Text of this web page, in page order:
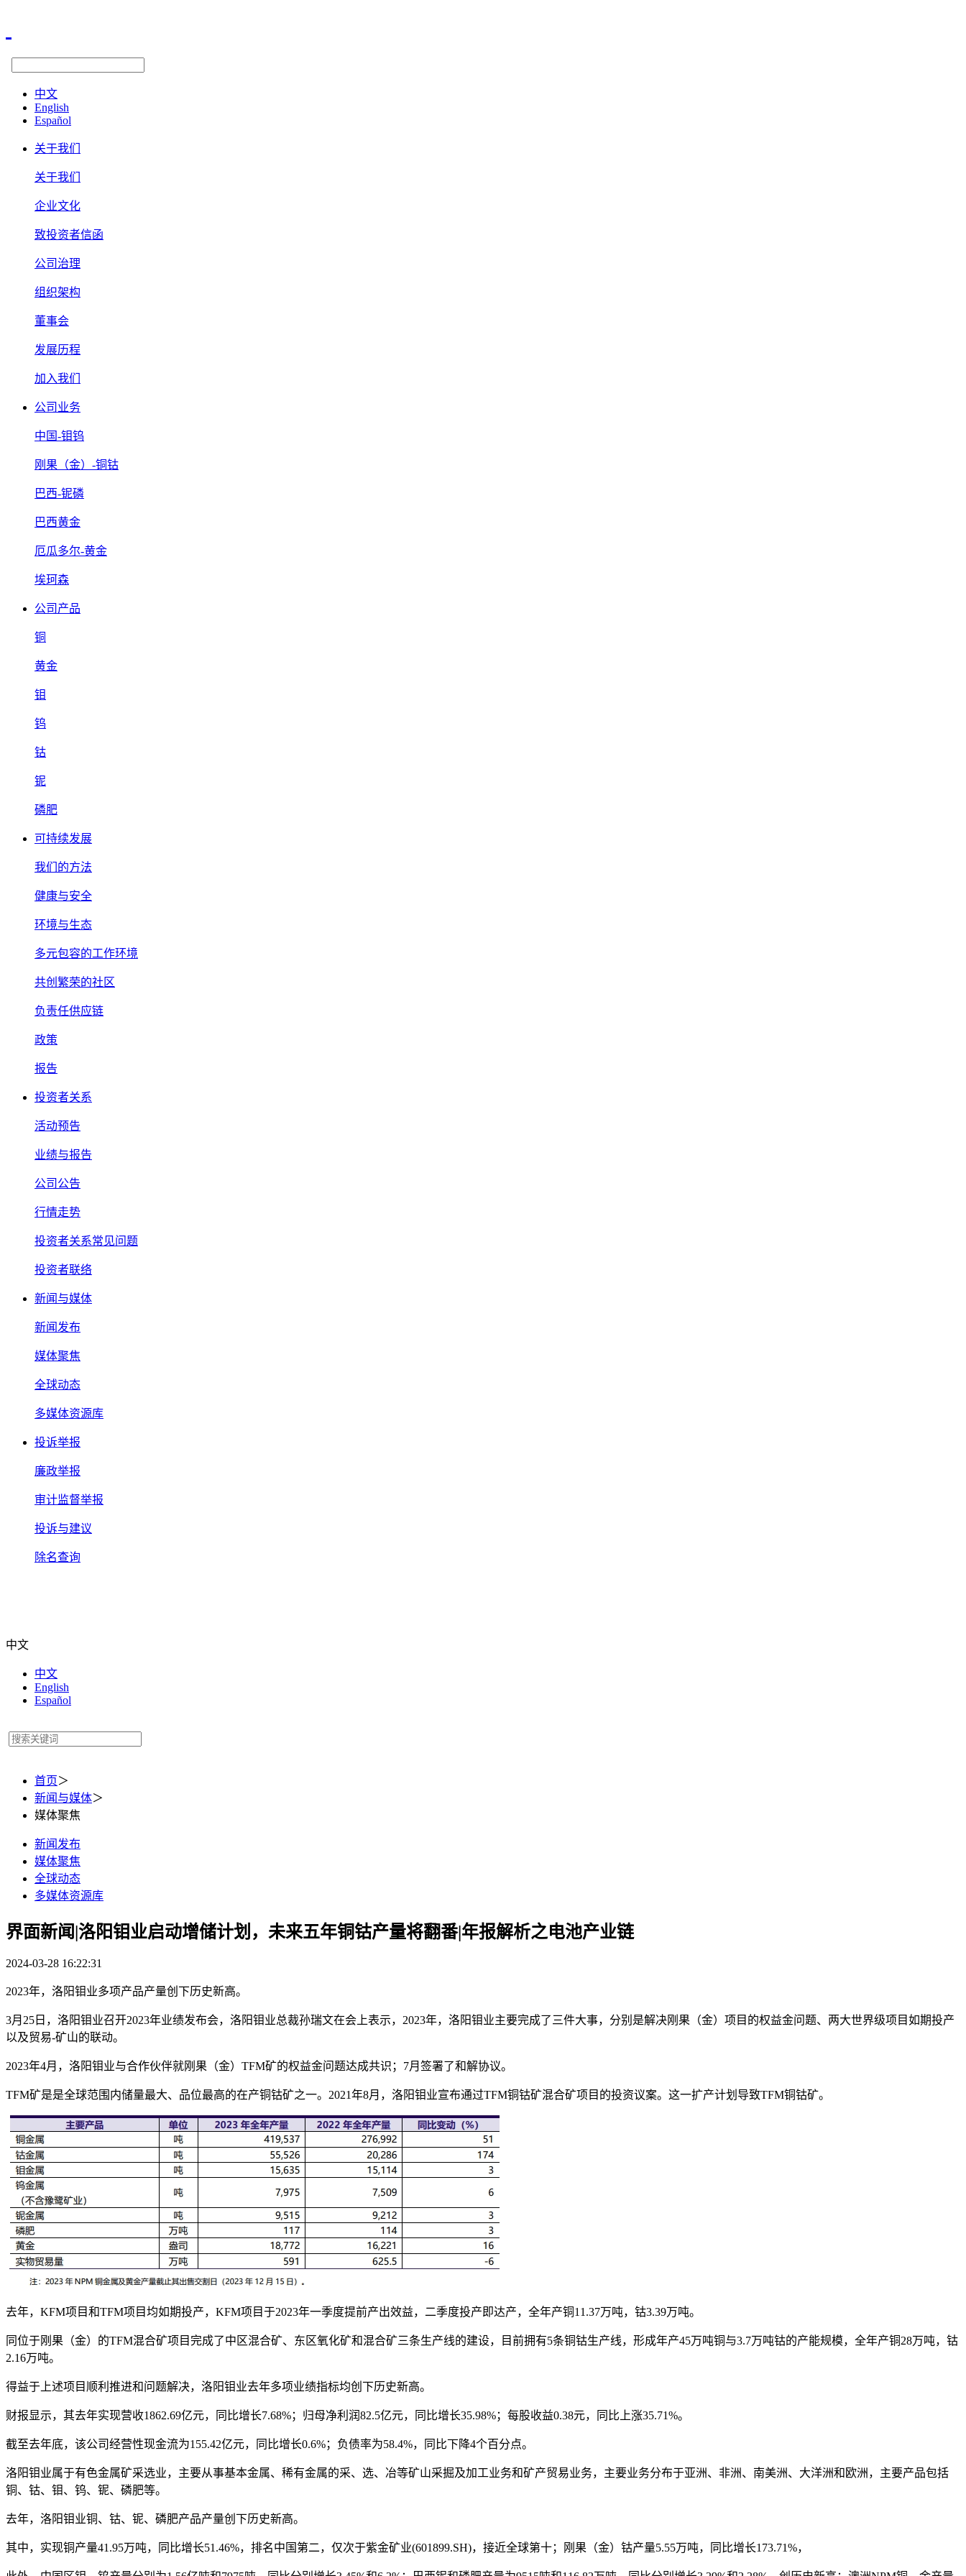
中文
English
Español
关于我们
关于我们
企业文化
致投资者信函
公司治理
组织架构
董事会
发展历程
加入我们
公司业务
中国-钼钨
刚果（金）-铜钴
巴西-铌磷
巴西黄金
厄瓜多尔-黄金
埃珂森
公司产品
铜
黄金
钼
钨
钴
铌
磷肥
可持续发展
我们的方法
健康与安全
环境与生态
多元包容的工作环境
共创繁荣的社区
负责任供应链
政策
报告
投资者关系
活动预告
业绩与报告
公司公告
行情走势
投资者关系常见问题
投资者联络
新闻与媒体
新闻发布
媒体聚焦
全球动态
多媒体资源库
投诉举报
廉政举报
审计监督举报
投诉与建议
除名查询
中文
中文
English
Español
首页＞
新闻与媒体＞
媒体聚焦
新闻发布
媒体聚焦
全球动态
多媒体资源库
界面新闻|洛阳钼业启动增储计划，未来五年铜钴产量将翻番|年报解析之电池产业链
2024-03-28 16:22:31
2023年，洛阳钼业多项产品产量创下历史新高。
3月25日，洛阳钼业召开2023年业绩发布会，洛阳钼业总裁孙瑞文在会上表示，2023年，洛阳钼业主要完成了三件大事，分别是解决刚果（金）项目的权益金问题、两大世界级项目如期投产
以及贸易-矿山的联动。
2023年4月，洛阳钼业与合作伙伴就刚果（金）TFM矿的权益金问题达成共识；7月签署了和解协议。
TFM矿是是全球范围内储量最大、品位最高的在产铜钴矿之一。2021年8月，洛阳钼业宣布通过TFM铜钴矿混合矿项目的投资议案。这一扩产计划导致TFM铜钴矿。
去年，KFM项目和TFM项目均如期投产，KFM项目于2023年一季度提前产出效益，二季度投产即达产，全年产铜11.37万吨，钴3.39万吨。
同位于刚果（金）的TFM混合矿项目完成了中区混合矿、东区氧化矿和混合矿三条生产线的建设，目前拥有5条铜钴生产线，形成年产45万吨铜与3.7万吨钴的产能规模，全年产铜28万吨，钴
2.16万吨。
得益于上述项目顺利推进和问题解决，洛阳钼业去年多项业绩指标均创下历史新高。
财报显示，其去年实现营收1862.69亿元，同比增长7.68%；归母净利润82.5亿元，同比增长35.98%；每股收益0.38元，同比上涨35.71%。
截至去年底，该公司经营性现金流为155.42亿元，同比增长0.6%；负债率为58.4%，同比下降4个百分点。
洛阳钼业属于有色金属矿采选业，主要从事基本金属、稀有金属的采、选、冶等矿山采掘及加工业务和矿产贸易业务，主要业务分布于亚洲、非洲、南美洲、大洋洲和欧洲，主要产品包括
铜、钴、钼、钨、铌、磷肥等。
去年，洛阳钼业铜、钴、铌、磷肥产品产量创下历史新高。
其中，实现铜产量41.95万吨，同比增长51.46%，排名中国第二，仅次于紫金矿业(601899.SH)，接近全球第十；刚果（金）钴产量5.55万吨，同比增长173.71%，